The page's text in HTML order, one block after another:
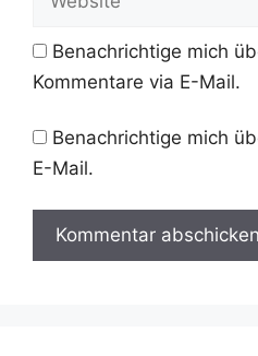
Benachrichtige mich
Kommentare via E-Mail.
Benachrichtige mich
E-Mail.